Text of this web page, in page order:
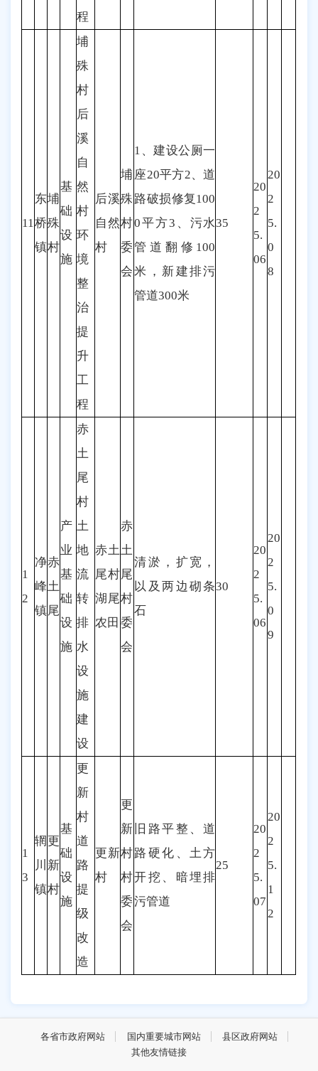
程
11
东
桥
镇
埔
殊
村
基
础
设
施
埔
殊
村
后
溪
自
然
村
环
境
整
治
提
升
工
程
后溪
自然
村
埔
殊
村
委
会
1、建设公厕一
座20平方2、道
路破损修复100
0平方3、污水
管道翻修100
米，新建排污
管道300米
35
20
2
5.
06
20
2
5.
0
8
1
2
净
峰
镇
赤
土
尾
产
业
基
础
设
施
赤
土
尾
村
土
地
流
转
排
水
设
施
建
设
赤土
尾村
湖尾
农田
赤
土
尾
村
委
会
清淤，扩宽，
以及两边砌条
石
30
20
2
5.
06
20
2
5.
0
9
1
3
辋
川
镇
更
新
村
基
础
设
施
更
新
村
道
路
提
级
改
造
更新
村
更
新
村
村
委
会
旧路平整、道
路硬化、土方
开挖、暗埋排
污管道
25
20
2
5.
07
20
2
5.
1
2
各省市政府网站 国内重要城市网站
县区政府网站
其他友情链接